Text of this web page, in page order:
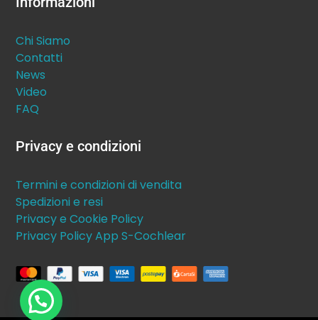
Chi Siamo
Contatti
News
Video
FAQ
Privacy e condizioni
Termini e condizioni di vendita
Spedizioni e resi
Privacy e Cookie Policy
Privacy Policy App S-Cochlear